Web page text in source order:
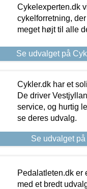
Cykelexperten.dk
cykelforretning,
meget højt til alle
Se udvalget på
Cykler.dk har et
De driver
service, og hurtig
se deres udvalg.
Se udvalget
Pedalatleten.dk er
med et bredt